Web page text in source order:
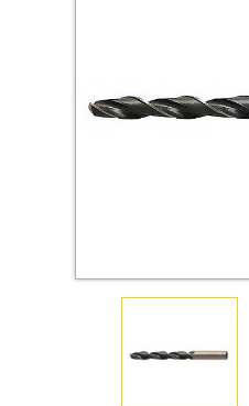
Саморезы и шурупы